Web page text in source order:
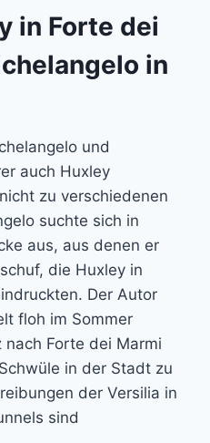
in Forte dei
in
und
auch Huxley
zu verschiedenen
suchte sich in
aus, aus denen er
die Huxley in
Der Autor
floh im Sommer
nach Forte dei Marmi
in der Stadt zu
der Versilia in
sind